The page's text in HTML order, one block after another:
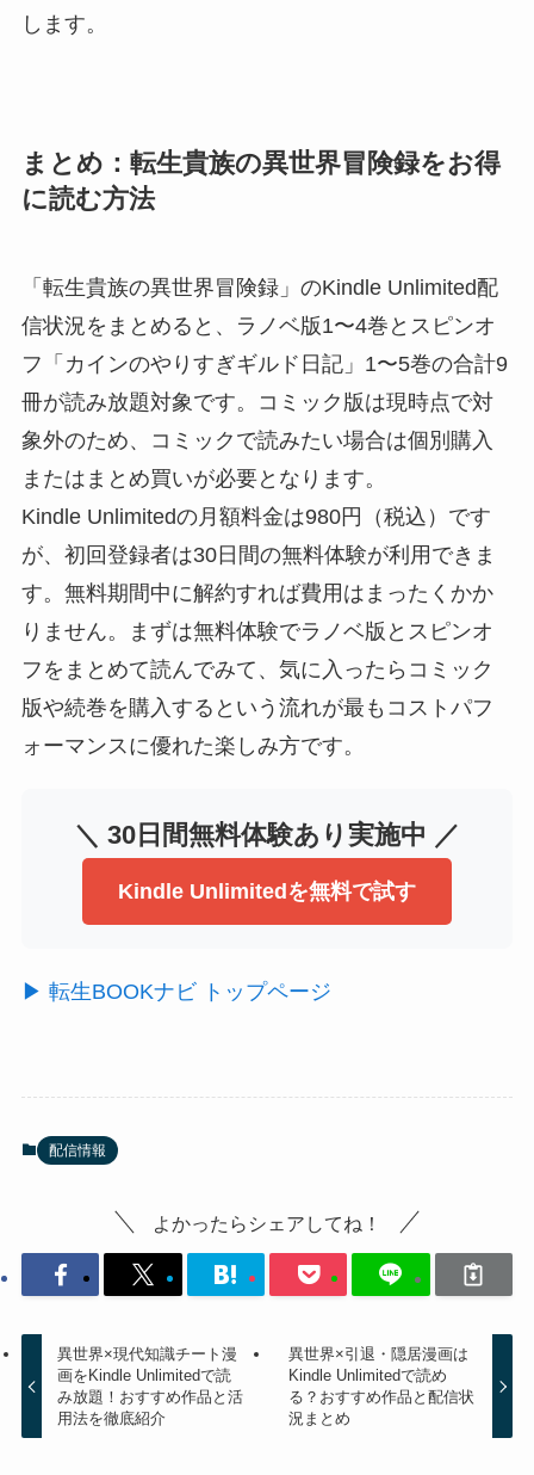
します。
まとめ：転生貴族の異世界冒険録をお得
に読む方法
「転生貴族の異世界冒険録」のKindle Unlimited配
信状況をまとめると、ラノベ版1〜4巻とスピンオ
フ「カインのやりすぎギルド日記」1〜5巻の合計9
冊が読み放題対象です。コミック版は現時点で対
象外のため、コミックで読みたい場合は個別購入
またはまとめ買いが必要となります。
Kindle Unlimitedの月額料金は980円（税込）です
が、初回登録者は30日間の無料体験が利用できま
す。無料期間中に解約すれば費用はまったくかか
りません。まずは無料体験でラノベ版とスピンオ
フをまとめて読んでみて、気に入ったらコミック
版や続巻を購入するという流れが最もコストパフ
ォーマンスに優れた楽しみ方です。
＼ 30日間無料体験あり実施中 ／
Kindle Unlimitedを無料で試す
▶ 転生BOOKナビ トップページ
配信情報
よかったらシェアしてね！
異世界×現代知識チート漫
画をKindle Unlimitedで読
み放題！おすすめ作品と活
用法を徹底紹介
異世界×引退・隠居漫画は
Kindle Unlimitedで読め
る？おすすめ作品と配信状
況まとめ